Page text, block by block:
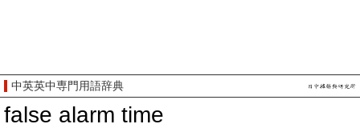
中英英中専門用語辞典
false alarm time